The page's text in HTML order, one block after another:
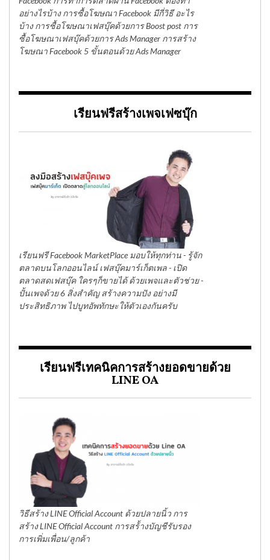
อย่างไรบ้าง การซื้อโฆษณา Facebook มีกี่วิธี อะไร
บ้าง การซื้อโฆษณาเฟสบุ๊คด้วยการ Boost post การ
ซื้อโฆษณาเฟสบุ๊คด้วยการ Ads Manager การสร้าง
โฆษณา Facebook 5 ขั้นตอนด้วย Ads Manager
เรียนฟรีสร้างเพจเฟซบุ๊ก
เรียนฟรี Facebook MarketPlace มอบให้ทุกท่าน - รู้จัก
ตลาดบนโลกออนไลน์ เฟสบุ๊คมาร์เก็ตเพล - เปิด
ตลาดสดเฟสบุ๊ค ใครๆก็ขายได้ ด้วยเพจและตัวช่วย -
ปั้นเพจด้วย 6 สิ่งสำคัญ สร้างความปัง อย่างมี
ประสิทธิภาพ ไปบูทอัพทักษะให้ตัวเองกันครับ
เรียนฟรีเทคนิคการสร้างยอดขายด้วย
LINE OA
วิธีสร้าง LINE Official Account ด้วยปลายนิ้ว การ
สร้าง LINE Official Account การสร้้างบัญชีรับรอง
การเพิ่มเพื่อน/ลูกค้า